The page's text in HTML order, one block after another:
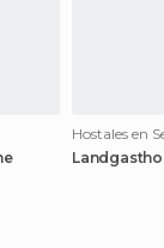
Hostales en